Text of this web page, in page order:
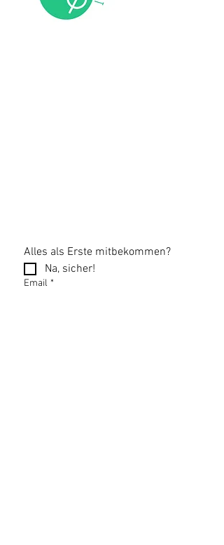
Alles als Erste mitbekommen?
Na, sicher!
Email *